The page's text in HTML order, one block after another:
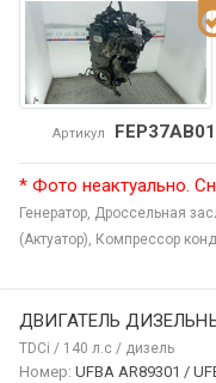
Артикул FEP37AB01
* Фото неактуально.
Генератор, Дроссельная
(Актуатор), Компрессор
ДВИГАТЕЛЬ
TDCi / 140 л.с / дизель
Номер: UFBA AR89301 /